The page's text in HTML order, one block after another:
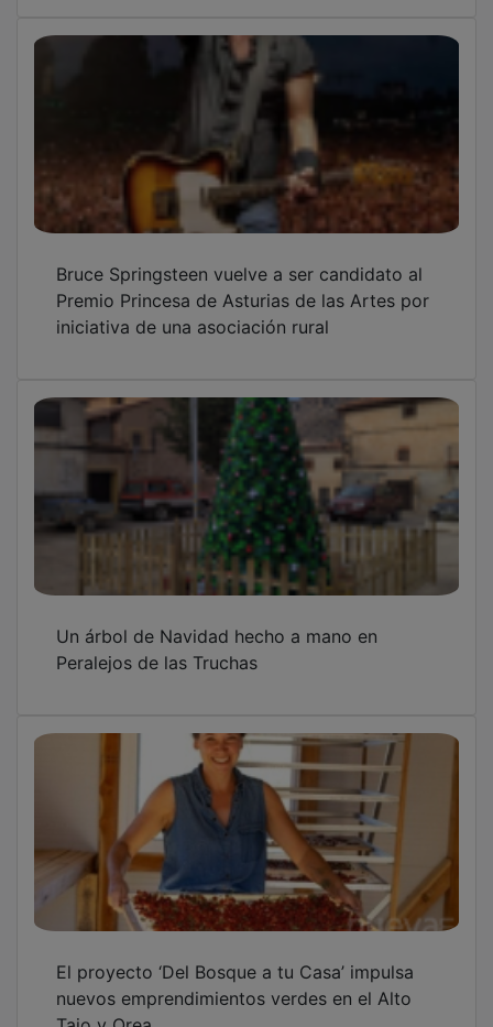
Un árbol de Navidad hecho a mano en
Peralejos de las Truchas
El proyecto ‘Del Bosque a tu Casa’ impulsa
nuevos emprendimientos verdes en el Alto
Tajo y Orea
Programación de las Ferias y Fiestas De
Molina de Aragón